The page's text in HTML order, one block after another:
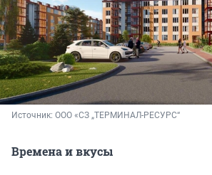
Источник: ООО «СЗ „ТЕРМИНАЛ-РЕСУРС“
Времена и вкусы